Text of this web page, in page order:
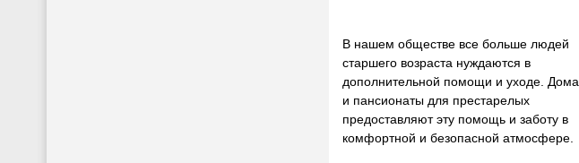
В нашем обществе все больше людей
старшего возраста нуждаются в
дополнительной помощи и уходе. Дома
и пансионаты для престарелых
предоставляют эту помощь и заботу в
комфортной и безопасной атмосфере.